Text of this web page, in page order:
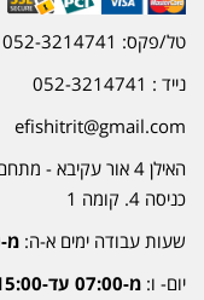
טל/פקס: 052-3214741
נייד : 052-3214741
efishitrit@gmail.com
כניסה 4. קומה 1
שעות עבודה ימים א-ה: מ-07:00 עד-20:00
יום- ו: מ-07:00 עד-15:00